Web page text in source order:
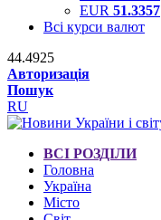
EUR 51.3357
Всі курси валют
44.4925
Авторизація
Пошук
RU
ВСІ РОЗДІЛИ
Головна
Україна
Місто